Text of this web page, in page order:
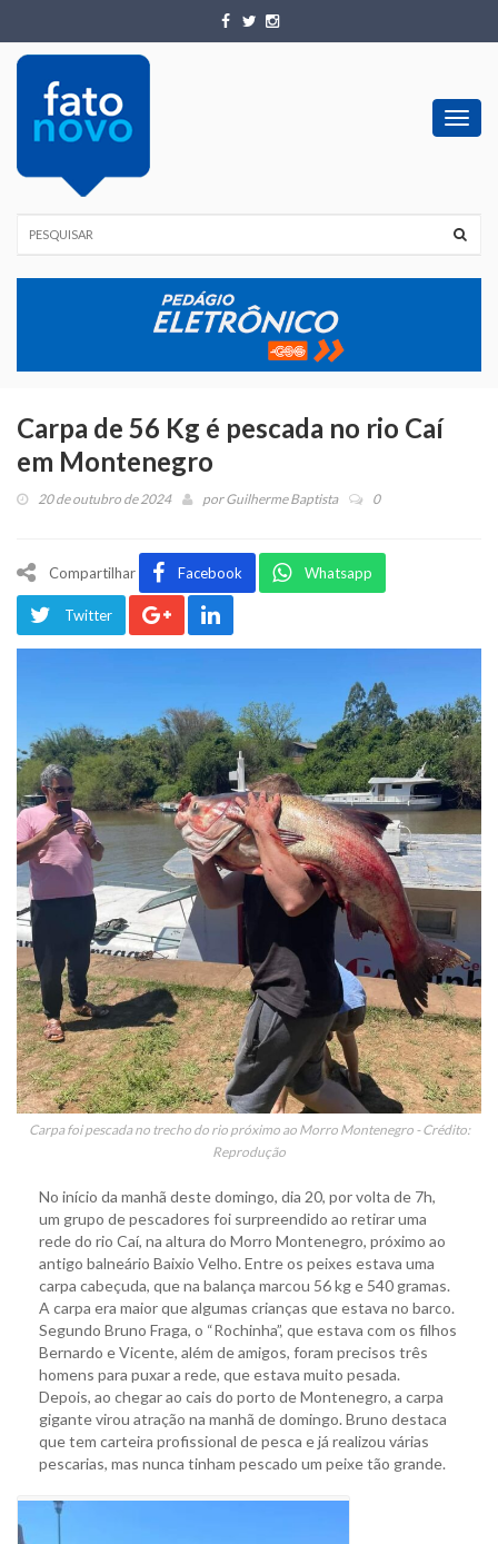
Carpa de 56 Kg é pescada no rio Caí
em Montenegro
20 de outubro de 2024 porGuilherme Baptista 0
Compartilhar Facebook Whatsapp
Twitter
Carpa foi pescada no trecho do rio próximo ao Morro Montenegro - Crédito:
Reprodução
No início da manhã deste domingo, dia 20, por volta de 7h,
um grupo de pescadores foi surpreendido ao retirar uma
rede do rio Caí, na altura do Morro Montenegro, próximo ao
antigo balneário Baixio Velho. Entre os peixes estava uma
carpa cabeçuda, que na balança marcou 56 kg e 540 gramas.
A carpa era maior que algumas crianças que estava no barco.
Segundo Bruno Fraga, o “Rochinha”, que estava com os filhos
Bernardo e Vicente, além de amigos, foram precisos três
homens para puxar a rede, que estava muito pesada.
Depois, ao chegar ao cais do porto de Montenegro, a carpa
gigante virou atração na manhã de domingo. Bruno destaca
que tem carteira profissional de pesca e já realizou várias
pescarias, mas nunca tinham pescado um peixe tão grande.